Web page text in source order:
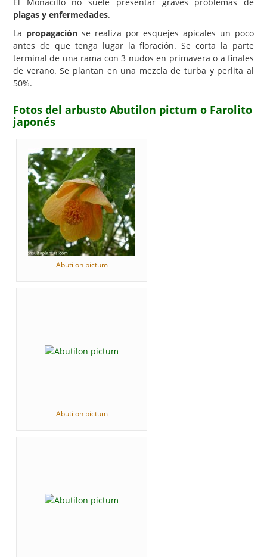
plagas y enfermedades.
La propagaciónse realiza por esquejes apicales un poco
antes de que tenga lugar la floración. Se corta la parte
terminal de una rama con 3 nudos en primavera o a finales
de verano. Se plantan en una mezcla de turba y perlita al
50%.
Fotos del arbusto Abutilon pictum o Farolito
japonés
Abutilon pictum
Abutilon pictum